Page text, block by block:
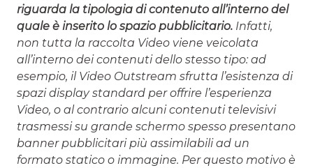
riguarda la tipologia di contenuto all’interno del
quale è inserito lo spazio pubblicitario. Infatti,
non tutta la raccolta Video viene veicolata
all’interno dei contenuti dello stesso tipo: ad
esempio, il Video Outstream sfrutta l’esistenza di
spazi display standard per offrire l’esperienza
Video, o al contrario alcuni contenuti televisivi
trasmessi su grande schermo spesso presentano
banner pubblicitari più assimilabili ad un
formato statico o immagine. Per questo motivo è